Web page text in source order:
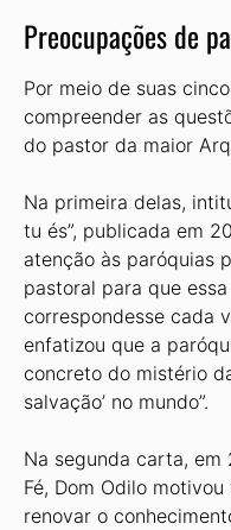
Preocupações de
Por meio de suas
compreender as
do pastor da maior
Na primeira delas,
tu és”, publicada em
atenção às paróquias
pastoral para que
correspondesse cada
enfatizou que a
concreto do mistério
salvação’ no mundo”.
Na segunda carta, em
Fé, Dom Odilo
renovar o